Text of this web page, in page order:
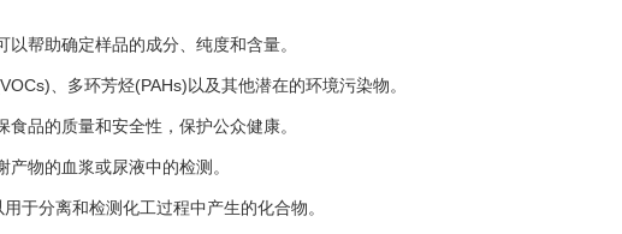
帮助确定样品的成分、纯度和含量。
、多环芳烃(PAHs)以及其他潜在的环境污染物。
品的质量和安全性，保护公众健康。
物的血浆或尿液中的检测。
分离和检测化工过程中产生的化合物。